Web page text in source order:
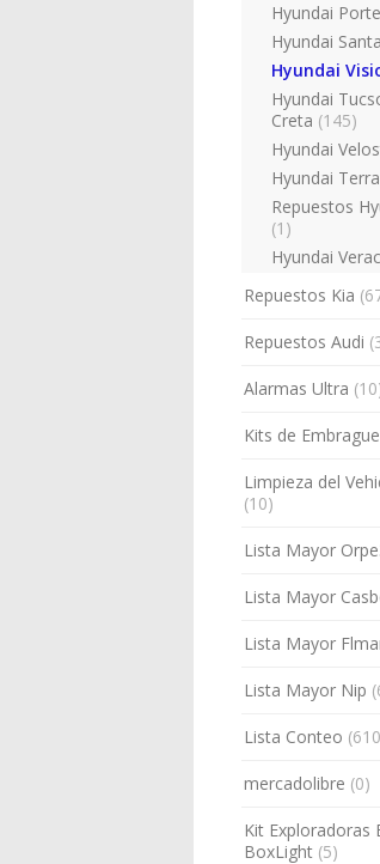
Hyundai
Hyundai
Hyundai
Hyundai
Creta (145)
Hyundai
Hyundai
Repuestos
(1)
Hyundai
Repuestos Kia
Repuestos Audi
Alarmas Ultra
Kits de
Limpieza del
(10)
Lista Mayor
Lista Mayor
Lista Mayor
Lista Mayor Nip
Lista Conteo
mercadolibre (0)
Kit Exploradoras
BoxLight (5)